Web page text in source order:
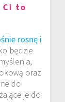
Ci to
rosnę i
będzie
oraz
do
je do